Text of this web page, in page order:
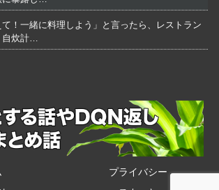
！一緒に料理しよう」と言ったら、レストラン
自炊計…
プライバシー